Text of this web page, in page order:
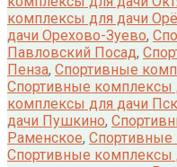
комплексы для дачи
дачи Орехово-Зуево,
Павловский Посад,
Пенза, Спортивные
Спортивные комплексы
комплексы для дачи
дачи Пушкино,
Раменское, Спортивные
Спортивные комплексы